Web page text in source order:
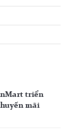
triển
mãi